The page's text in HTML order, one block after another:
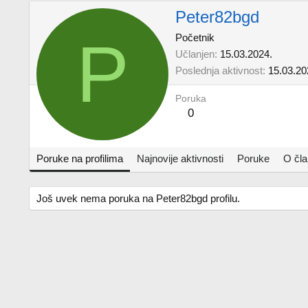
P
Peter82bgd
Početnik
Učlanjen 15.03.2024.
Poslednja aktivnost
Poruka
0
Poruke na profilima Najnovije aktivnosti Poruke O
Još uvek nema poruka na Peter82bgd profilu.